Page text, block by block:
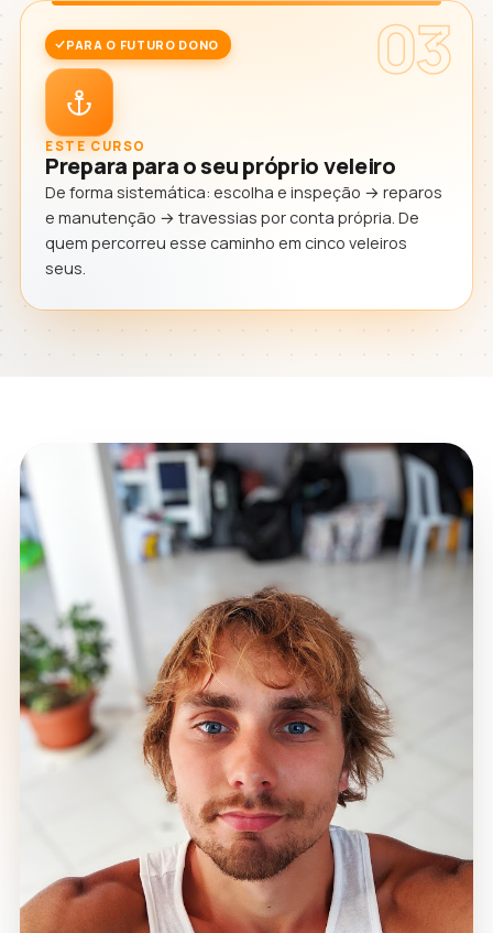
03
PARA O FUTURO DONO
ESTE CURSO
Prepara para o seu próprio veleiro
De forma sistemática: escolha e inspeção → reparos
e manutenção → travessias por conta própria. De
quem percorreu esse caminho em cinco veleiros
seus.